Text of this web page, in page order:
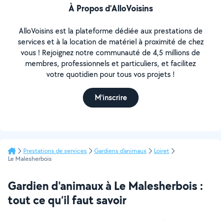
À Propos d’AlloVoisins
AlloVoisins est la plateforme dédiée aux prestations de
services et à la location de matériel à proximité de chez
vous ! Rejoignez notre communauté de 4,5 millions de
membres, professionnels et particuliers, et facilitez
votre quotidien pour tous vos projets !
M'inscrire
Prestations de services Gardiens d'animaux
Loiret
Le Malesherbois
Gardien d'animaux à Le Malesherbois :
tout ce qu’il faut savoir